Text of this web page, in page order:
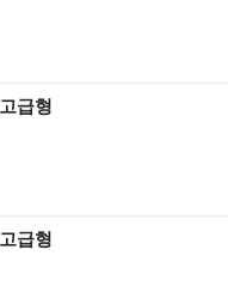
급형
급형